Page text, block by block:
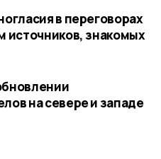
в переговорах
источников, знакомых
на севере и западе